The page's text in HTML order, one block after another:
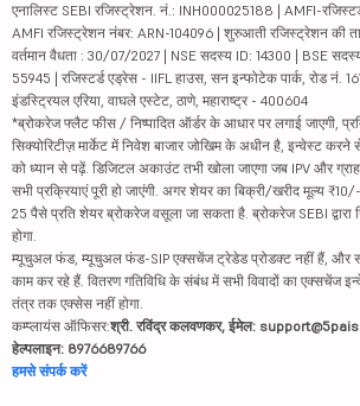
एनालिस्ट SEBI रजिस्ट्रेशन. नं.: INH000025188 | AMFI-
AMFI रजिस्ट्रेशन नंबर: ARN-104096 | शुरुआती रजिस्ट्रेशन की
वर्तमान वैधता : 30/07/2027 | NSE सदस्य ID: 14300 | BSE
55945 | रजिस्टर्ड एड्रेस - IIFL हाउस, सन इन्फोटेक पार्क, रोड नं.
इंडस्ट्रियल एरिया, वाघले एस्टेट, ठाणे, महाराष्ट्र - 400604
*ब्रोकरेज फ्लैट फीस / निष्पादित ऑर्डर के आधार पर लगाई जाएगी,
सिक्योरिटीज़ मार्केट में निवेश बाजार जोखिम के अधीन है, इन्वेस्ट
को ध्यान से पढ़ें. डिजिटल अकाउंट तभी खोला जाएगा जब IPV और
सभी प्रक्रियाएं पूरी हो जाएंगी. अगर शेयर का बिक्री/खरीद मूल्य
25 पैसे प्रति शेयर ब्रोकरेज वसूला जा सकता है. ब्रोकरेज SEBI द्वारा
होगा.
म्यूचुअल फंड, म्यूचुअल फंड-SIP एक्सचेंज ट्रेडेड प्रोडक्ट नहीं हैं, और
काम कर रहे हैं. वितरण गतिविधि के संबंध में सभी विवादों का एक्सचेंज
तंत्र तक एक्सेस नहीं होगा.
कम्प्लायंस ऑफिसर:श्री. रविंद्र कलवणकर, ईमेल:
हेल्पलाइन: 8976689766
हमसे संपर्क करें